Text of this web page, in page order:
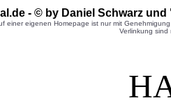
- © by Daniel Schwarz
einer eigenen Homepage ist nur mit
Verlinkung sind